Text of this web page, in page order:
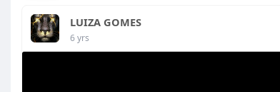
LUIZA GOMES
6 yrs